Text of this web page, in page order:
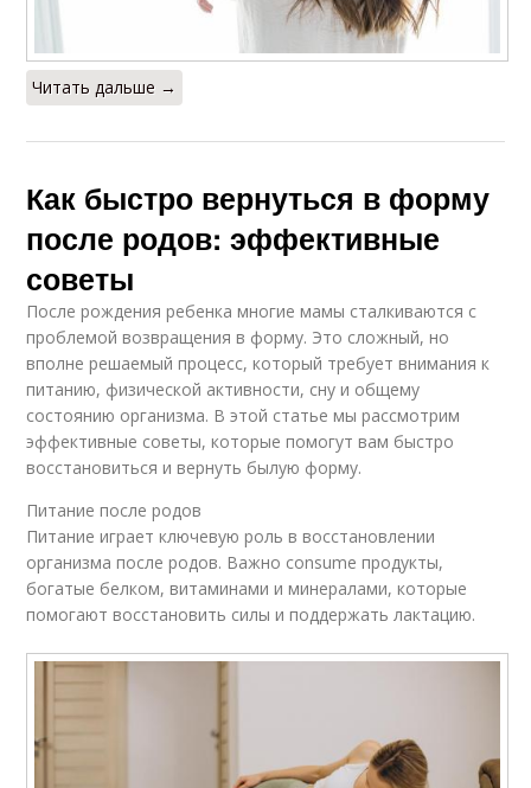
Читать дальше →
Как быстро вернуться в форму
после родов: эффективные
советы
После рождения ребенка многие мамы сталкиваются с
проблемой возвращения в форму. Это сложный, но
вполне решаемый процесс, который требует внимания к
питанию, физической активности, сну и общему
состоянию организма. В этой статье мы рассмотрим
эффективные советы, которые помогут вам быстро
восстановиться и вернуть былую форму.
Питание после родов
Питание играет ключевую роль в восстановлении
организма после родов. Важно consume продукты,
богатые белком, витаминами и минералами, которые
помогают восстановить силы и поддержать лактацию.